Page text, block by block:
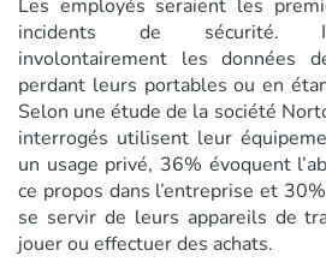
Les employés seraient les
incidents de sécurité.
involontairement les données
perdant leurs portables ou en
Selon une étude de la société
interrogés utilisent leur
un usage privé, 36% évoquent
ce propos dans l’entreprise et
se servir de leurs appareils de
jouer ou effectuer des achats.